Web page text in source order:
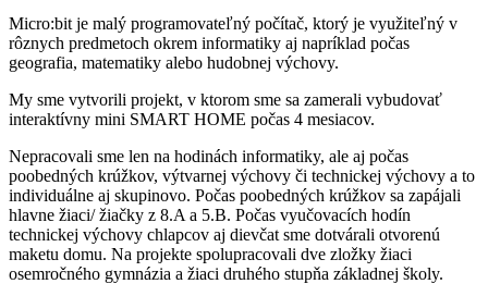
Micro:bit je malý programovateľný počítač, ktorý je využiteľný v
rôznych predmetoch okrem informatiky aj napríklad počas
geografia, matematiky alebo hudobnej výchovy.
My sme vytvorili projekt, v ktorom sme sa zamerali vybudovať
interaktívny mini SMART HOME počas 4 mesiacov.
Nepracovali sme len na hodinách informatiky, ale aj počas
poobedných krúžkov, výtvarnej výchovy či technickej výchovy a to
individuálne aj skupinovo. Počas poobedných krúžkov sa zapájali
hlavne žiaci/ žiačky z 8.A a 5.B. Počas vyučovacích hodín
technickej výchovy chlapcov aj dievčat sme dotvárali otvorenú
maketu domu. Na projekte spolupracovali dve zložky žiaci
osemročného gymnázia a žiaci druhého stupňa základnej školy.